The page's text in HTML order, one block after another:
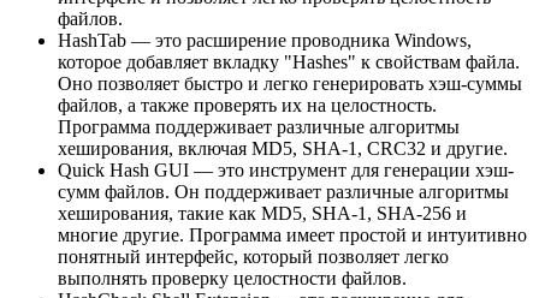
файлов.
HashTab — это расширение проводника Windows,
которое добавляет вкладку "Hashes" к свойствам файла.
Оно позволяет быстро и легко генерировать хэш-суммы
файлов, а также проверять их на целостность.
Программа поддерживает различные алгоритмы
хеширования, включая MD5, SHA-1, CRC32 и другие.
Quick Hash GUI — это инструмент для генерации хэш-
сумм файлов. Он поддерживает различные алгоритмы
хеширования, такие как MD5, SHA-1, SHA-256 и
многие другие. Программа имеет простой и интуитивно
понятный интерфейс, который позволяет легко
выполнять проверку целостности файлов.